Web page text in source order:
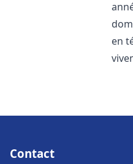
en
Contact